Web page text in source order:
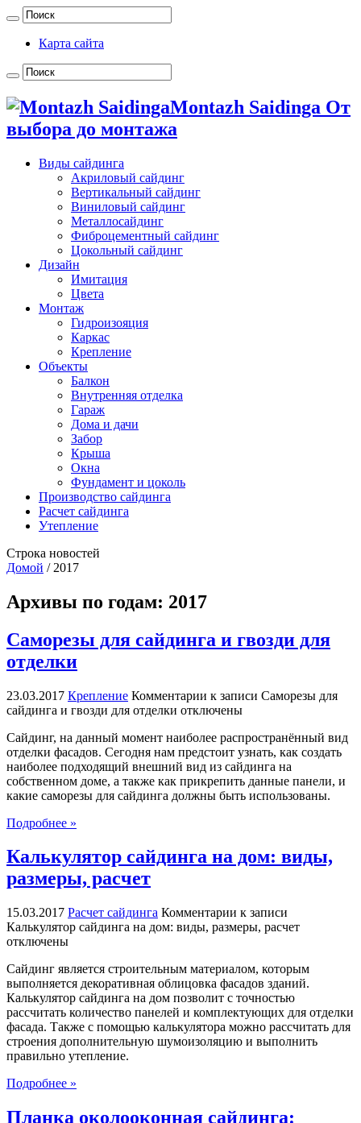
Карта сайта
Montazh Saidinga От
выбора до монтажа
Виды сайдинга
Акриловый сайдинг
Вертикальный сайдинг
Виниловый сайдинг
Металлосайдинг
Фиброцементный сайдинг
Цокольный сайдинг
Дизайн
Имитация
Цвета
Монтаж
Гидроизояция
Каркас
Крепление
Объекты
Балкон
Внутренняя отделка
Гараж
Дома и дачи
Забор
Крыша
Окна
Фундамент и цоколь
Производство сайдинга
Расчет сайдинга
Утепление
Строка новостей
Домой / 2017
Архивы по годам: 2017
Саморезы для сайдинга и гвозди для
отделки
23.03.2017 Крепление Комментарии к записи Саморезы для
сайдинга и гвозди для отделки отключены
Сайдинг, на данный момент наиболее распространённый вид
отделки фасадов. Сегодня нам предстоит узнать, как создать
наиболее подходящий внешний вид из сайдинга на
собственном доме, а также как прикрепить данные панели, и
какие саморезы для сайдинга должны быть использованы.
Подробнее »
Калькулятор сайдинга на дом: виды,
размеры, расчет
15.03.2017 Расчет сайдинга Комментарии к записи
Калькулятор сайдинга на дом: виды, размеры, расчет
отключены
Сайдинг является строительным материалом, которым
выполняется декоративная облицовка фасадов зданий.
Калькулятор сайдинга на дом позволит с точностью
рассчитать количество панелей и комплектующих для отделки
фасада. Также с помощью калькулятора можно рассчитать для
строения дополнительную шумоизоляцию и выполнить
правильно утепление.
Подробнее »
Планка околооконная сайдинга: